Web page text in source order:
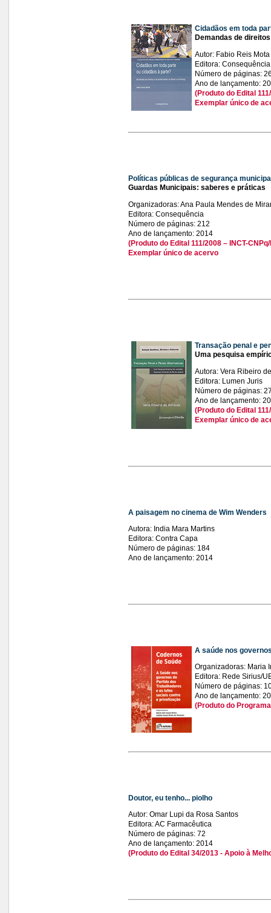
Cidadãos em toda
Demandas de
Autor: Fabio Reis Mota
Editora: Consequência
Número de páginas:
Ano de lançamento:
(Produto do Edital
Exemplar único de
Políticas públicas de segurança
Guardas Municipais: saberes e práticas
Organizadoras: Ana Paula Mendes de
Editora: Consequência
Número de páginas: 212
Ano de lançamento: 2014
(Produto do Edital 111/2008 – INCT-
Exemplar único de acervo
Transação penal e
Uma pesquisa
Autora: Vera Ribeiro
Editora: Lumen Juris
Número de páginas:
Ano de lançamento:
(Produto do Edital
Exemplar único de
A paisagem no cinema de Wim Wenders
Autora: India Mara Martins
Editora: Contra Capa
Número de páginas: 184
Ano de lançamento: 2014
A saúde nos
Organizadoras: Maria
Editora: Rede Sirius/
Número de páginas:
Ano de lançamento:
(Produto do
Doutor, eu tenho... piolho
Autor: Omar Lupi da Rosa Santos
Editora: AC Farmacêutica
Número de páginas: 72
Ano de lançamento: 2014
(Produto do Edital 34/2013 - Apoio à